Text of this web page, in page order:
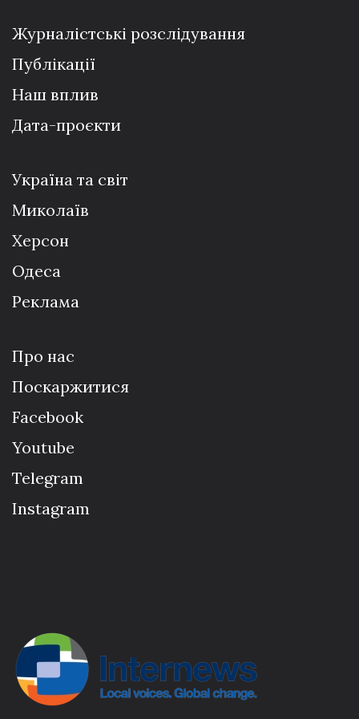
Журналістські розслідування
Публікації
Наш вплив
Дата-проєкти
Україна та світ
Миколаїв
Херсон
Одеса
Реклама
Про нас
Поскаржитися
Facebook
Youtube
Telegram
Instagram